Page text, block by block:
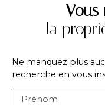
Vous
la
Ne manquez plus
recherche en vous
Prénom